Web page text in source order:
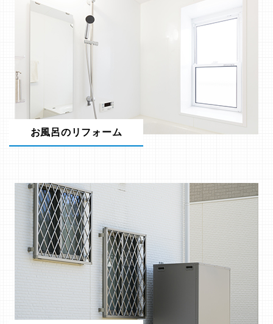
お風呂のリフォーム